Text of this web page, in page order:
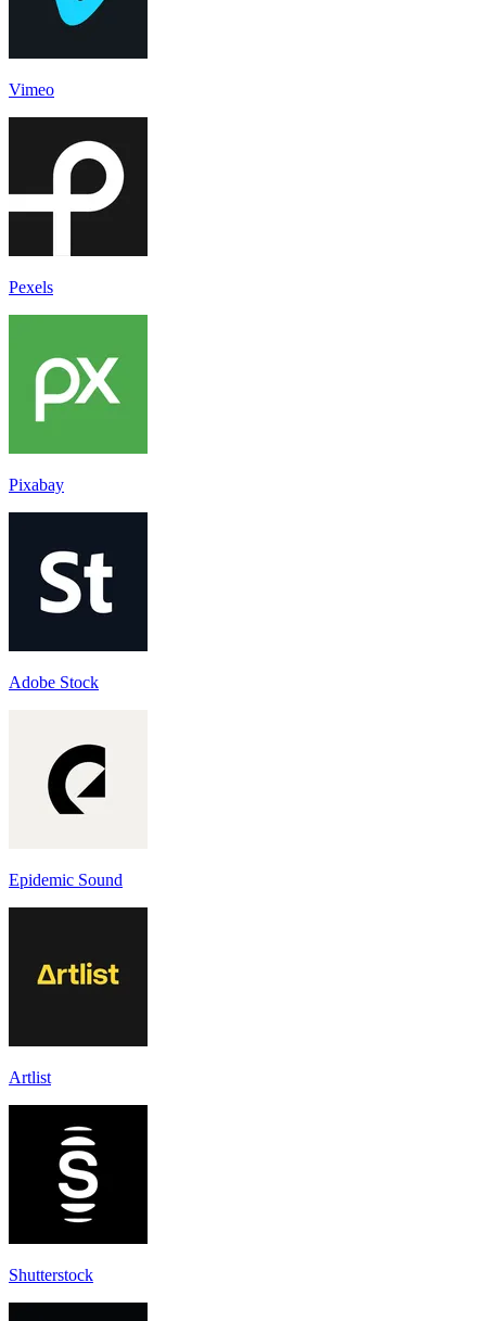
Vimeo
Pexels
Pixabay
Adobe Stock
Epidemic Sound
Artlist
Shutterstock